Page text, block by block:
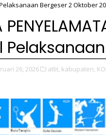
Pelaksanaan Bergeser 2 Oktober
26, 2026 atlit, kabupaten,